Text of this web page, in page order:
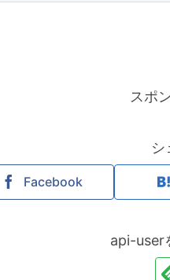
スポ
シ
Facebook
api-user